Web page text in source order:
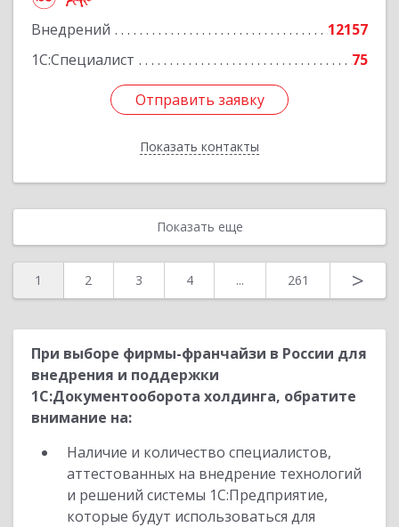
Внедрений
12157
1С:Специалист
75
Отправить заявку
Показать контакты
Отправить заявку
Назад
Показать еще
1 2 3 4 ... 261 >
При выборе фирмы-франчайзи в России для
внедрения и поддержки
1С:Документооборота холдинга, обратите
внимание на:
Наличие и количество специалистов,
аттестованных на внедрение технологий
и решений системы 1С:Предприятие,
которые будут использоваться для